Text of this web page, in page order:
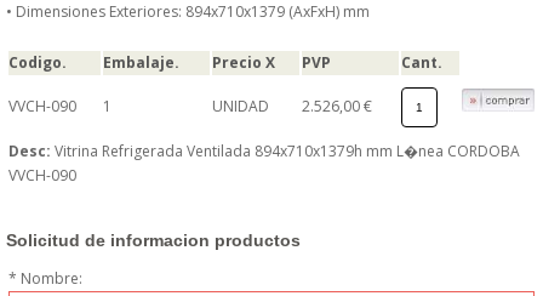
OUTLET
GASTOS DE ENVIO
CONDICIONES DE COMPRA
• Dimensiones Exteriores: 894x710x1379 (AxFxH) mm
Codigo. Embalaje. Precio X PVP Cant.
VVCH-090 1 UNIDAD 2.526,00 €
Desc: Vitrina Refrigerada Ventilada 894x710x1379h mm L�nea CORDOBA
VVCH-090
Solicitud de informacion productos
* Nombre: